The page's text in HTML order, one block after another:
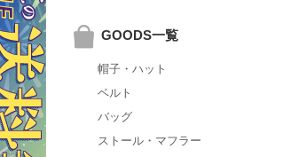
GOODS一覧
帽子・ハット
ベルト
バッグ
ストール・マフラー